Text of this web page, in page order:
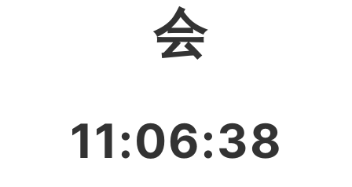
会
11:06:38